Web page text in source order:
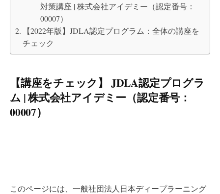
対策講座 | 株式会社アイデミー（認定番号：
00007）
【2022年版】JDLA認定プログラム：全体の講座を
チェック
【講座をチェック】 JDLA認定プログラ
ム | 株式会社アイデミー（認定番号：
00007）
このページには、一般社団法人日本ディープラーニング